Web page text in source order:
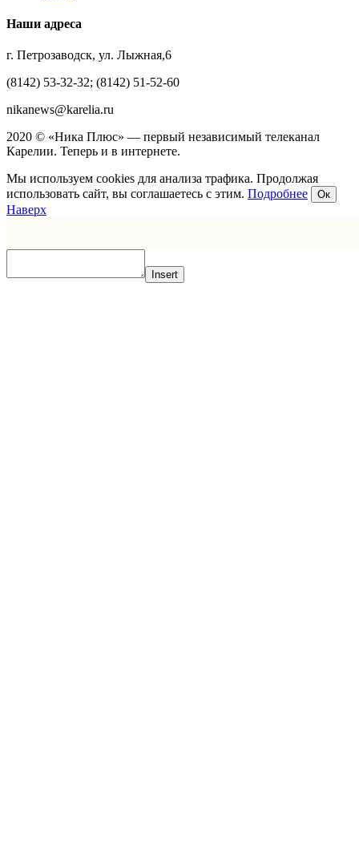
Наши адреса
г. Петрозаводск, ул. Лыжная,6
(8142) 53-32-32; (8142) 51-52-60
nikanews@karelia.ru
2020 © «Ника Плюс» — первый независимый телеканал
Карелии. Теперь и в интернете.
Мы используем cookies для анализа трафика. Продолжая
использовать сайт, вы соглашаетесь с этим. Подробнее Ок
Наверх
Insert